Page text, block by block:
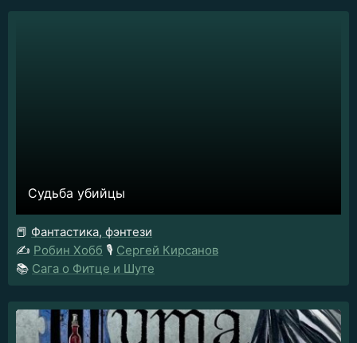
Судьба убийцы
📕 Фантастика, фэнтези
✍️ Робин Хобб 🎙️ Сергей Кирсанов
📚 Сага о Фитце и Шуте